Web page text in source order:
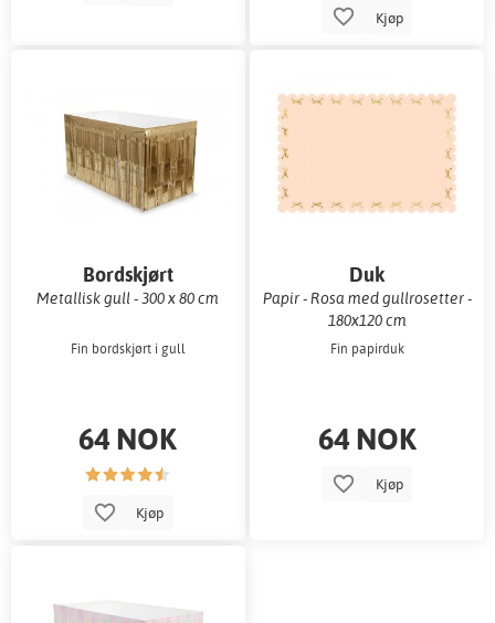
Kjøp
Bordskjørt
Metallisk gull - 300 x 80 cm
Fin bordskjørt i gull
64 NOK
Kjøp
Duk
Papir - Rosa med gullrosetter -
180x120 cm
Fin papirduk
64 NOK
Kjøp